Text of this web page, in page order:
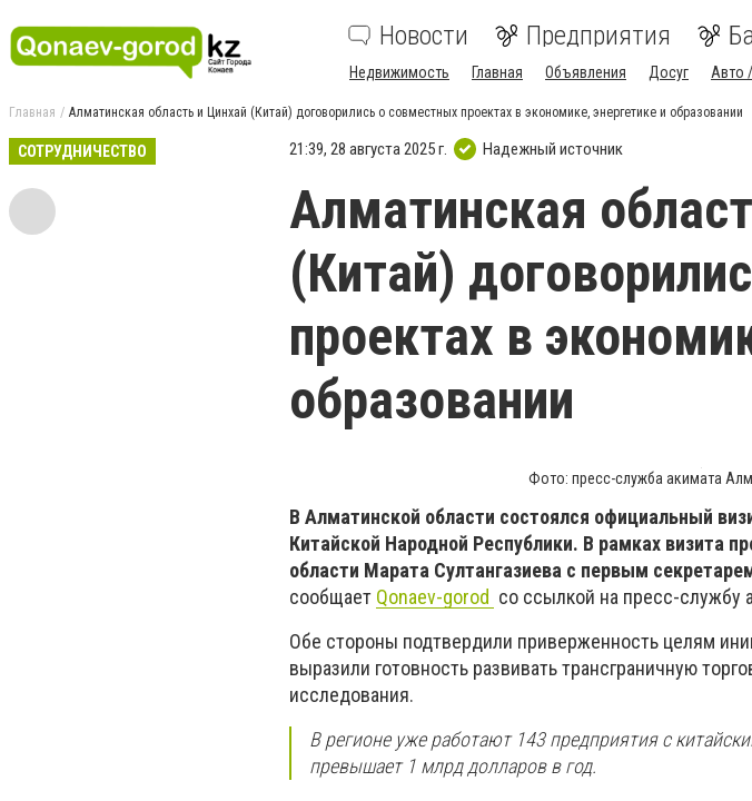
Новости Предприятия
Недвижимость Главная Объявления Досуг Авто
Главная Алматинская область и Цинхай (Китай) договорились о совместных проектах в экономике, энергетике и образовании
СОТРУДНИЧЕСТВО 21:39, 28 августа 2025 г. Надежный источник
Алматинская
(Китай)
проектах в
образовании
Фото: пресс-служба акимата
В Алматинской области состоялся официальный
Китайской Народной Республики. В рамках визита
области Марата Султангазиева с первым
сообщает Qonaev-gorod со ссылкой на пресс-службу
Обе стороны подтвердили приверженность целям
выразили готовность развивать трансграничную
исследования.
В регионе уже работают 143 предприятия с
превышает 1 млрд долларов в год.